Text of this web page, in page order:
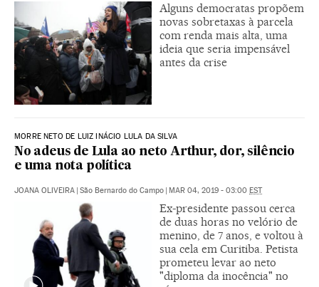
Alguns democratas propõem
novas sobretaxas à parcela
com renda mais alta, uma
ideia que seria impensável
antes da crise
MORRE NETO DE LUIZ INÁCIO LULA DA SILVA
No adeus de Lula ao neto Arthur, dor, silêncio
e uma nota política
JOANA OLIVEIRA | São Bernardo do Campo | MAR 04, 2019 - 03:00 EST
Ex-presidente passou cerca
de duas horas no velório de
menino, de 7 anos, e voltou à
sua cela em Curitiba. Petista
prometeu levar ao neto
"diploma da inocência" no